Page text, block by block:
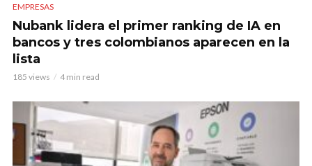
EMPRESAS
Nubank lidera el primer ranking de IA en
bancos y tres colombianos aparecen en la
lista
185 views 4 min read